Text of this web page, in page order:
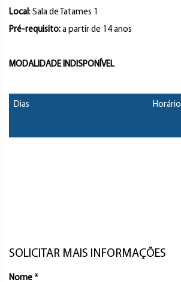
Local: Sala de Tatames 1
Pré-requisito: a partir de 14 anos
MODALIDADE INDISPONÍVEL
Dias Horário
SOLICITAR MAIS INFORMAÇÕES
Nome *